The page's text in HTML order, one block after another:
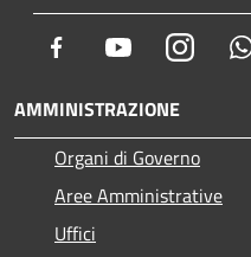
Facebook Youtube
AMMINISTRAZIONE
Organi di Governo
Aree Amministrative
Uffici